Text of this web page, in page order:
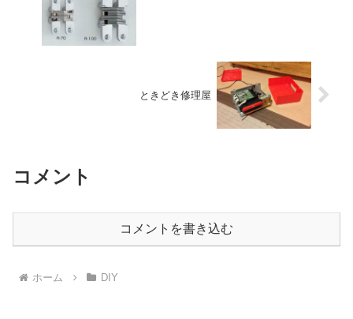
ときどき修理屋
コメント
コメントを書き込む
ホーム DIY